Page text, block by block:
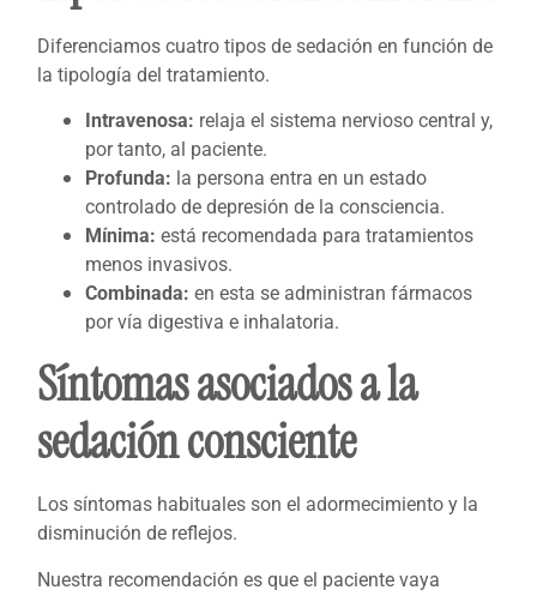
Diferenciamos cuatro tipos de sedación en función de
la tipología del tratamiento.
Intravenosa: relaja el sistema nervioso central y,
por tanto, al paciente.
Profunda: la persona entra en un estado
controlado de depresión de la consciencia.
Mínima: está recomendada para tratamientos
menos invasivos.
Combinada: en esta se administran fármacos
por vía digestiva e inhalatoria.
Síntomas asociados a la
sedación consciente
Los síntomas habituales son el adormecimiento y la
disminución de reflejos.
Nuestra recomendación es que el paciente vaya